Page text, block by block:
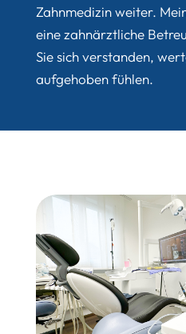
Zahnmedizin weiter.
eine zahnärztliche
Sie sich verstanden,
aufgehoben fühlen.